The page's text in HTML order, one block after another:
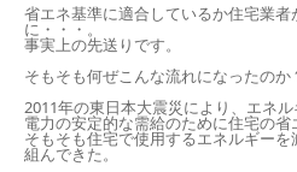
省エネ基準に適合しているか住宅業
に・・・。
事実上の先送りです。
そもそも何ぜこんな流れになったのか
2011年の東日本大震災により、エネル
電力の安定的な需給のために住宅の省
そもそも住宅で使用するエネルギー
組んできた。